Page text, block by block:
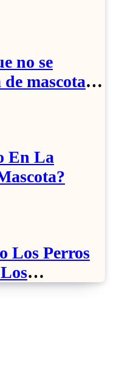
no se
mascotas
En La
Los Perros